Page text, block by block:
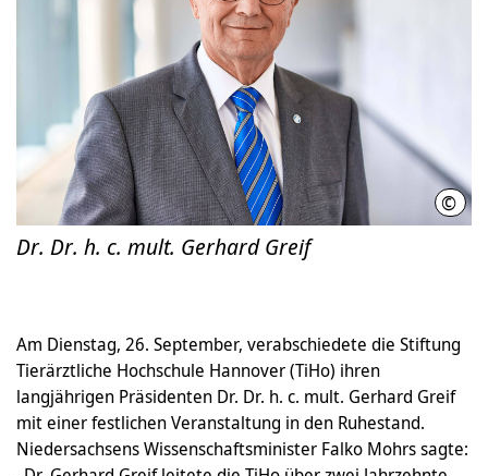
©
Dr. Dr. h. c. mult. Gerhard Greif
Am Dienstag, 26. September, verabschiedete die Stiftung
Tierärztliche Hochschule Hannover (TiHo) ihren
langjährigen Präsidenten Dr. Dr. h. c. mult. Gerhard Greif
mit einer festlichen Veranstaltung in den Ruhestand.
Niedersachsens Wissenschaftsminister Falko Mohrs sagte: